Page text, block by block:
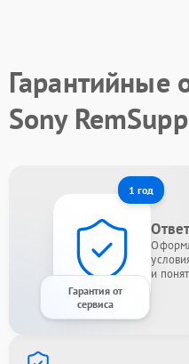
Гарантийные
Sony
1 год
Гарантия от
сервиса
и